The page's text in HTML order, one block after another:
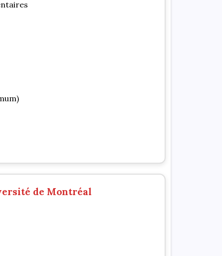
de Montréal